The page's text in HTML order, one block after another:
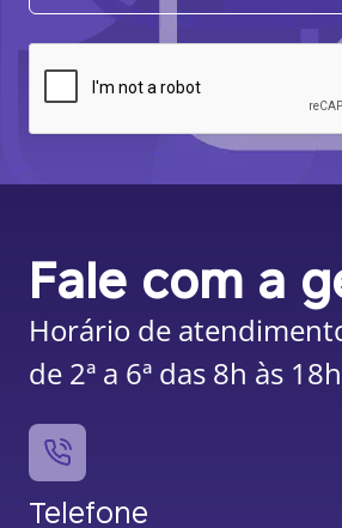
Fale com a
Horário de
de 2ª a 6ª das 8h às
Telefone